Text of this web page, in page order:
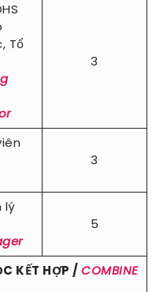
Tổ
3
3
lý
5
KẾT HỢP / COMBINE